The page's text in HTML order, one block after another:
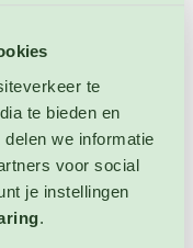
te
te bieden en
we informatie
voor social
je instellingen
.
in combinatie
kip,
mosselen,
feta, kaas,
pijnboompitjes,
citroen
diverse soorten